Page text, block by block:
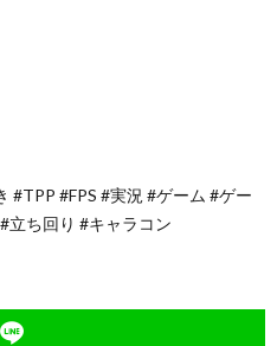
#TPP #FPS #実況 #ゲーム #ゲー
立ち回り #キャラコン